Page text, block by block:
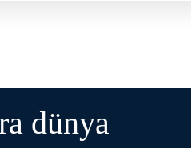
dünya